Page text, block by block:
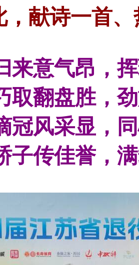
献诗一首、
意气昂，
翻盘胜，
风采显，
传佳誉，